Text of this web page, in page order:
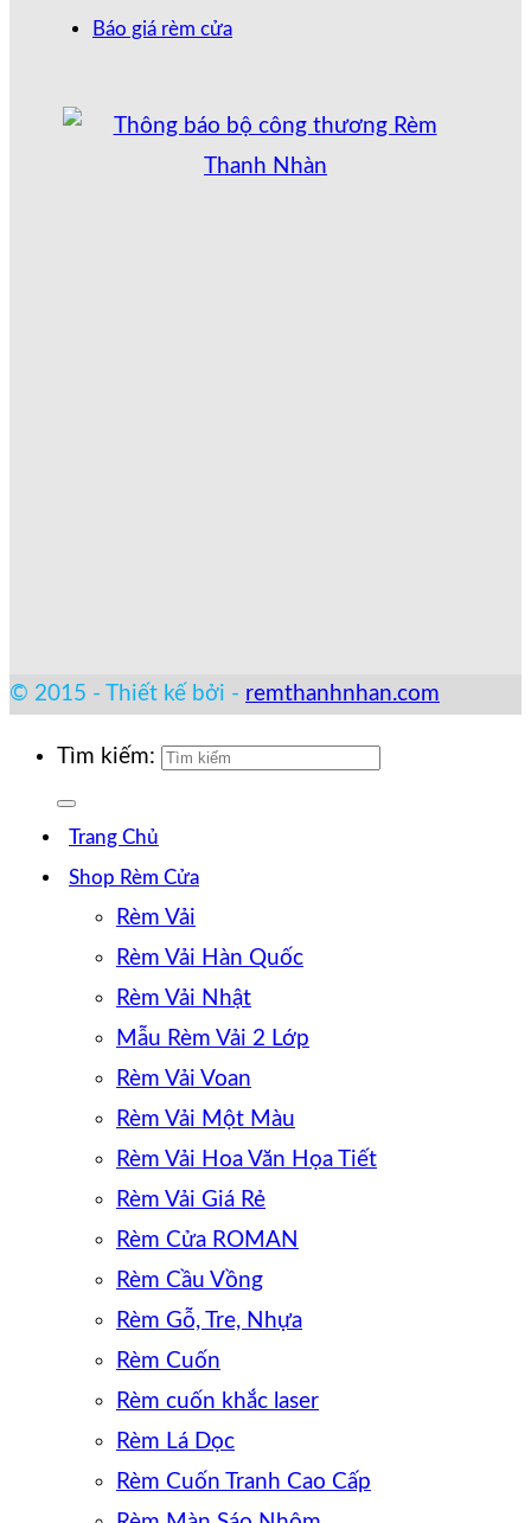
Báo giá rèm cửa
© 2015 - Thiết kế bởi - remthanhnhan.com
Tìm kiếm:
Trang Chủ
Shop Rèm Cửa
Rèm Vải
Rèm Vải Hàn Quốc
Rèm Vải Nhật
Mẫu Rèm Vải 2 Lớp
Rèm Vải Voan
Rèm Vải Một Màu
Rèm Vải Hoa Văn Họa Tiết
Rèm Vải Giá Rẻ
Rèm Cửa ROMAN
Rèm Cầu Vồng
Rèm Gỗ, Tre, Nhựa
Rèm Cuốn
Rèm cuốn khắc laser
Rèm Lá Dọc
Rèm Cuốn Tranh Cao Cấp